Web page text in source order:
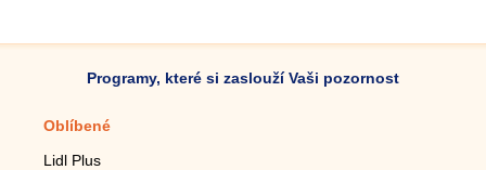
Programy, které si zaslouží Vaši pozornost
Oblíbené
Lidl Plus